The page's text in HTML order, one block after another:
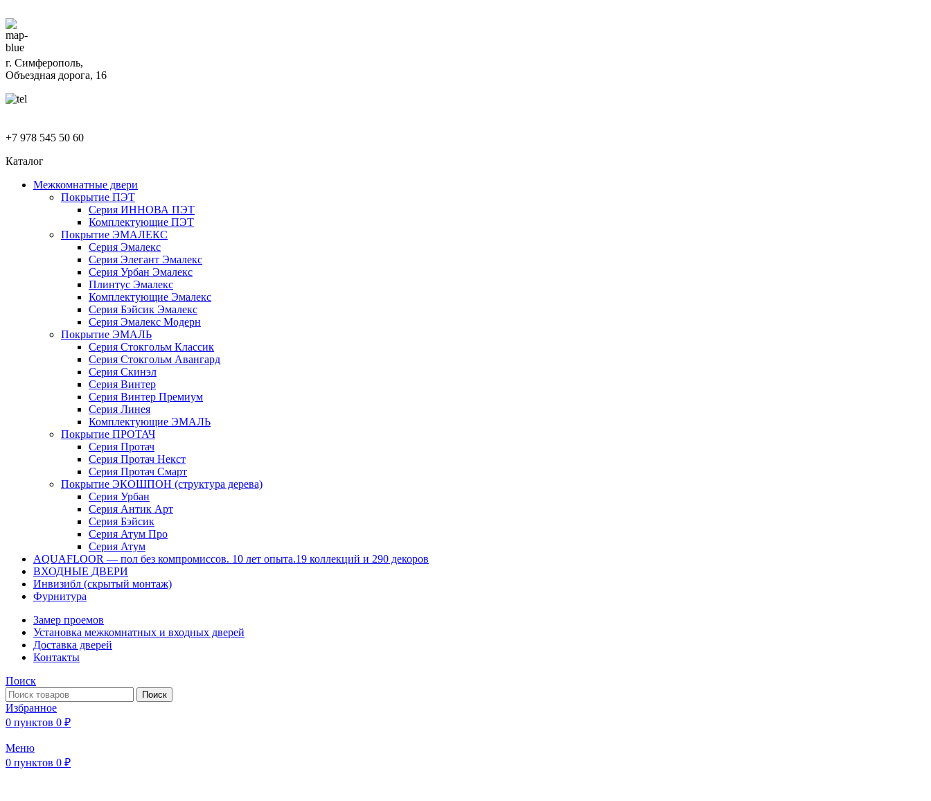
г. Симферополь,
Объездная дорога, 16
+7 978 545 50 60
Каталог
Межкомнатные двери
Покрытие ПЭТ
Серия ИННОВА ПЭТ
Комплектующие ПЭТ
Покрытие ЭМАЛЕКС
Серия Эмалекс
Серия Элегант Эмалекс
Серия Урбан Эмалекс
Плинтус Эмалекс
Комплектующие Эмалекс
Серия Бэйсик Эмалекс
Серия Эмалекс Модерн
Покрытие ЭМАЛЬ
Серия Стокгольм Классик
Серия Стокгольм Авангард
Серия Скинэл
Серия Винтер
Серия Винтер Премиум
Серия Линея
Комплектующие ЭМАЛЬ
Покрытие ПРОТАЧ
Серия Протач
Серия Протач Некст
Серия Протач Смарт
Покрытие ЭКОШПОН (структура дерева)
Серия Урбан
Серия Антик Арт
Серия Бэйсик
Серия Атум Про
Серия Атум
AQUAFLOOR — пол без компромиссов. 10 лет опыта.19 коллекций и 290 декоров
ВХОДНЫЕ ДВЕРИ
Инвизибл (скрытый монтаж)
Фурнитура
Замер проемов
Установка межкомнатных и входных дверей
Доставка дверей
Контакты
Поиск
Поиск
Избранное
0 пунктов 0 ₽
Меню
0 пунктов 0 ₽